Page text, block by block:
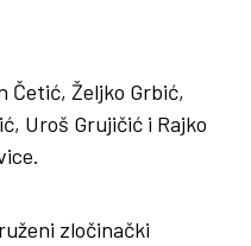
Četić, Željko Grbić,
Uroš Grujičić i Rajko
zločinački